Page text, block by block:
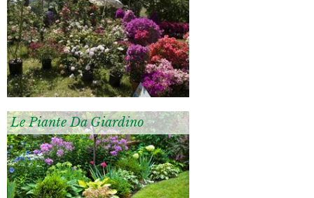
Le Piante Da Giardino